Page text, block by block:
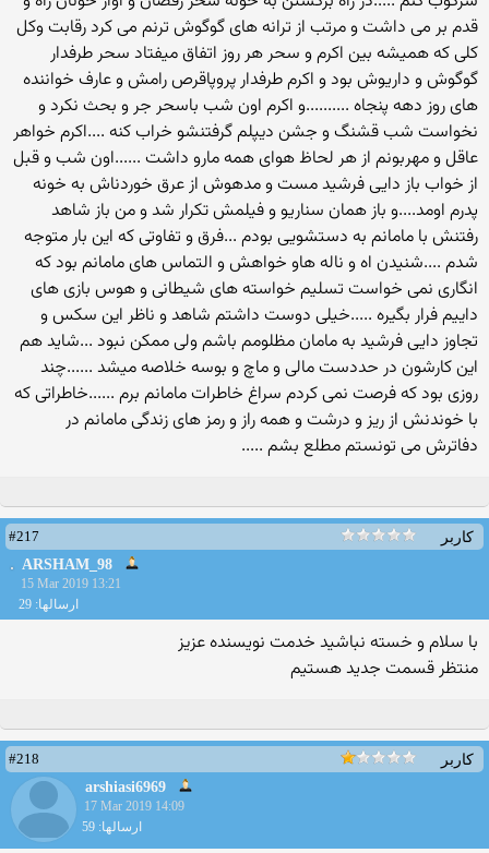
کاربر
#217
ARSHAM_98
15 Mar 2019 13:21
ارسالها: 29
با سلام و خسته نباشید خدمت نویسنده عزیز
منتظر قسمت جدید هستیم
کاربر
#218
arshiasi6969
17 Mar 2019 14:09
ارسالها: 59